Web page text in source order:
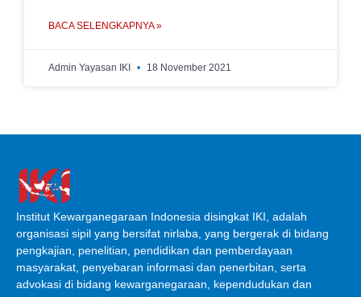
BACA SELENGKAPNYA »
Admin Yayasan IKI 18 November 2021
Institut Kewarganegaraan Indonesia disingkat IKI, adalah
organisasi sipil yang bersifat nirlaba, yang bergerak di bidang
pengkajian, penelitian, pendidikan dan pemberdayaan
masyarakat, penyebaran informasi dan penerbitan, serta
advokasi di bidang kewarganegaraan, kependudukan dan